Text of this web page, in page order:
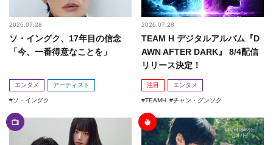
2026.07.28
ソ・イングク、17年目の信念
「今、一番得意なことを」
エンタメ アーティスト
ソ・イングク
2026.07.28
TEAM H デジタルアルバム『D
AWN AFTER DARK』 8/4配信
リリース決定！
注目 エンタメ
TEAMH チャン・グンソク